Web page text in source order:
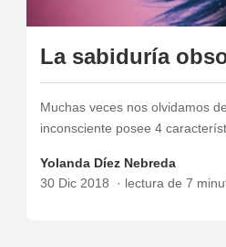
La sabiduría
Muchas veces nos olvidamos
inconsciente posee 4
Yolanda Díez Nebreda
30 Dic 2018
lectura de 7